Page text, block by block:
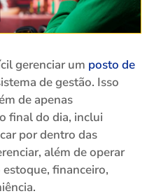
gerenciar um posto de
de gestão. Isso
de apenas
final do dia, inclui
por dentro das
além de operar
financeiro,